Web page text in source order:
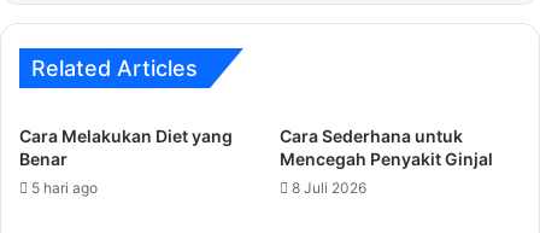
Related Articles
Cara Melakukan Diet yang
Benar
5 hari ago
Cara Sederhana untuk
Mencegah Penyakit Ginjal
8 Juli 2026